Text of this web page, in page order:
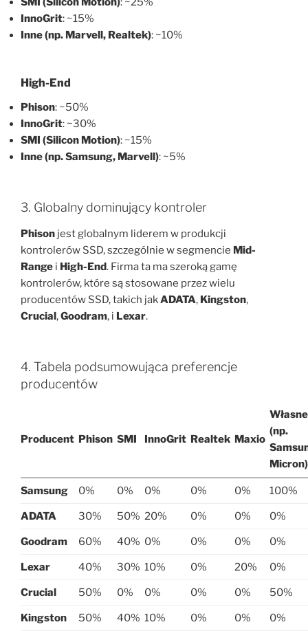
InnoGrit: ~15%
Inne (np. Marvell, Realtek): ~10%
High-End
Phison: ~50%
InnoGrit: ~30%
SMI (Silicon Motion): ~15%
Inne (np. Samsung, Marvell): ~5%
3. Globalny dominujący kontroler
Phison jest globalnym liderem w produkcji
kontrolerów SSD, szczególnie w segmencie Mid-
Range i High-End. Firma ta ma szeroką gamę
kontrolerów, które są stosowane przez wielu
producentów SSD, takich jakADATA, Kingston,
Crucial,Goodram, i Lexar.
4. Tabela podsumowująca preferencje
producentów
Producent Phison SMI InnoGrit Realtek Maxio
Własne
(np.
Micron)
Samsung 0% 0% 0% 0% 0% 100%
ADATA 30% 50% 20% 0% 0% 0%
Goodram 60% 40% 0% 0% 0% 0%
Lexar 40% 30% 10% 0% 20% 0%
Crucial 50% 0% 0% 0% 0% 50%
Kingston 50% 40% 10% 0% 0% 0%